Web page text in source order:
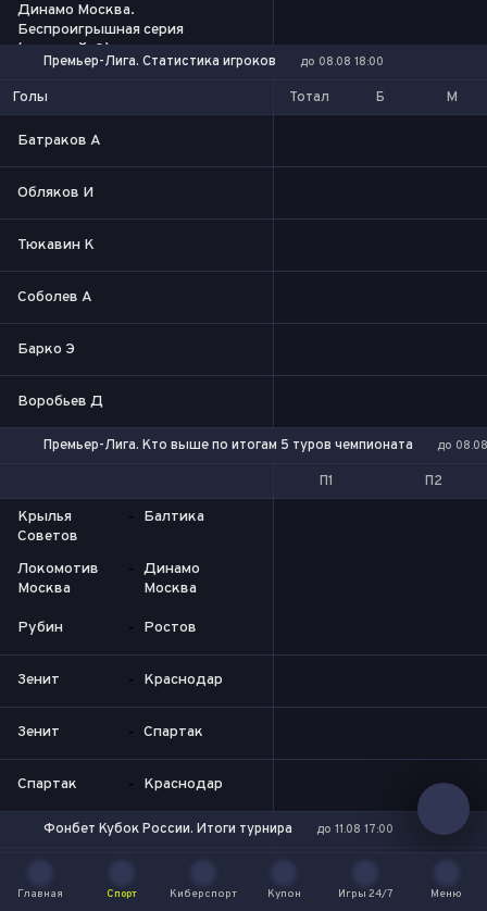
Динамо Москва.
Беспроигрышная серия
(текущий: 0)
Премьер-Лига. Статистика игроков до 08.08 18:00
Голы Тотал Б М
Батраков А
Обляков И
Тюкавин К
Соболев А
Барко Э
Воробьев Д
Премьер-Лига. Кто выше по итогам 5 туров чемпионата до
П1 П2
Крылья
Советов
- Балтика
Локомотив
Москва
- Динамо
Москва
Рубин - Ростов
Зенит - Краснодар
Зенит - Спартак
Спартак - Краснодар
Фонбет Кубок России. Итоги турнира до 11.08 17:00
нет
Главная
Спорт
Киберспорт
Купон
Игры 24/7
Меню